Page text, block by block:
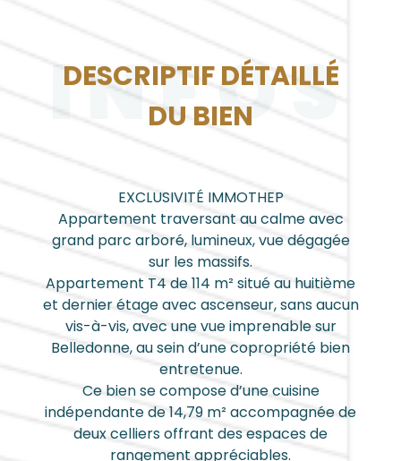
INFOS
DESCRIPTIF DÉTAILLÉ
DU BIEN
EXCLUSIVITÉ IMMOTHEP
Appartement traversant au calme avec
grand parc arboré, lumineux, vue dégagée
sur les massifs.
Appartement T4 de 114 m² situé au huitième
et dernier étage avec ascenseur, sans aucun
vis-à-vis, avec une vue imprenable sur
Belledonne, au sein d’une copropriété bien
entretenue.
Ce bien se compose d’une cuisine
indépendante de 14,79 m² accompagnée de
deux celliers offrant des espaces de
rangement appréciables.